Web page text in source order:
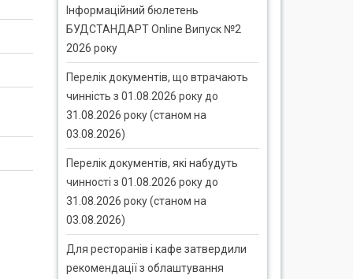
Інформаційний бюлетень
БУДСТАНДАРТ Online Випуск №2
2026 року
Перелік документів, що втрачають
чинність з 01.08.2026 року до
31.08.2026 року (станом на
03.08.2026)
Перелік документів, які набудуть
чинності з 01.08.2026 року до
31.08.2026 року (станом на
03.08.2026)
Для ресторанів і кафе затвердили
рекомендації з облаштування